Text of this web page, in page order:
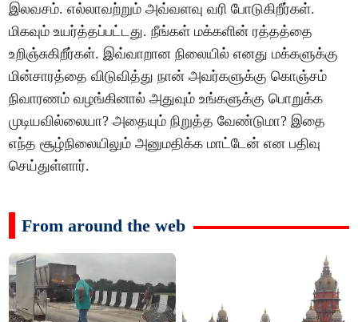
இலவசம். எல்லாவற்றும் அவ்வளவு வரி போடுகிறீர்கள்.
மிகவும் உயர்த்தப்பட்டது. நீங்கள் மக்களின் ரத்தத்தை
உறிஞ்சுகிறீர்கள். இவ்வாறான நிலையில் எனது மக்களுக்கு
மின்சாரத்தை விடுவித்து நான் அவர்களுக்கு கொஞ்சம்
நிவாரணம் வழங்கினால் அதுவும் உங்களுக்கு பொறுக்க
முடியவில்லையா? அதையும் நிறுத்த வேண்டுமா? இதை
எந்த சூழ்நிலையிலும் அனுமதிக்க மாட்டேன் என பதிவு
செய்துள்ளார்.
From around the web